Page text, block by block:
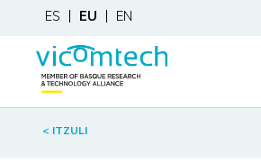
ES EU EN
< ITZULI